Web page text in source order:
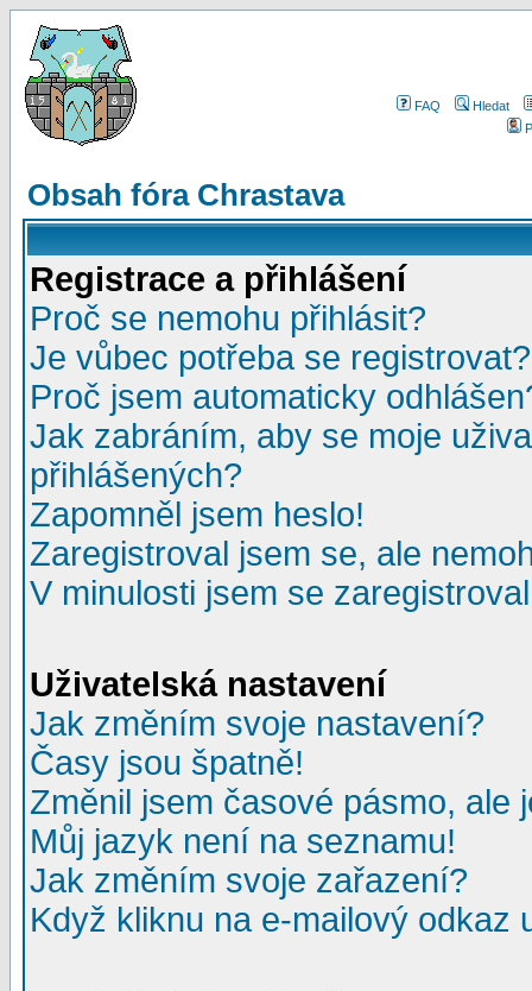
FAQ
Hledat
Obsah fóra Chrastava
Registrace a přihlášení
Proč se nemohu přihlásit?
Je vůbec potřeba se registrovat?
Proč jsem automaticky
Jak zabráním, aby se moje
přihlášených?
Zapomněl jsem heslo!
Zaregistroval jsem se, ale
V minulosti jsem se
Uživatelská nastavení
Jak změním svoje nastavení?
Časy jsou špatně!
Změnil jsem časové pásmo, ale
Můj jazyk není na seznamu!
Jak změním svoje zařazení?
Když kliknu na e-mailový odkaz